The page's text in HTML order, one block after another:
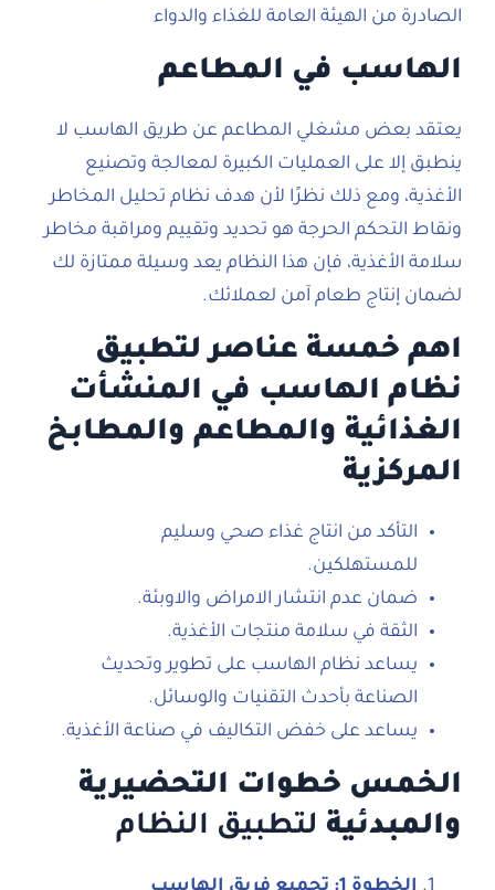
الصادرة من الهيئة العامة للغذاء والدواء
الهاسب في المطاعم
يعتقد بعض مشغلي المطاعم عن طريق الهاسب لا
ينطبق إلا على العمليات الكبيرة لمعالجة وتصنيع
الأغذية، ومع ذلك نظرًا لأن هدف نظام تحليل المخاطر
ونقاط التحكم الحرجة هو تحديد وتقييم ومراقبة مخاطر
سلامة الأغذية، فإن هذا النظام يعد وسيلة ممتازة لك
لضمان إنتاج طعام آمن لعملائك.
اهم خمسة عناصر لتطبيق
نظام الهاسب في المنشأت
الغذائية والمطاعم والمطابخ
المركزية
التأكد من انتاج غذاء صحي وسليم
للمستهلكين.
ضمان عدم انتشار الامراض والاوبئة.
الثقة في سلامة منتجات الأغذية.
يساعد نظام الهاسب على تطوير وتحديث
الصناعة بأحدث التقنيات والوسائل.
يساعد على خفض التكاليف في صناعة الأغذية.
الخمس خطوات التحضيرية
والمبدئية لتطبيق النظام